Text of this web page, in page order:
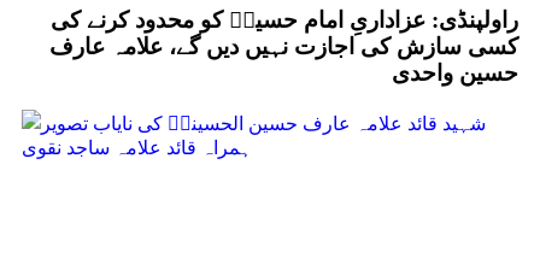
راولپنڈی: عزاداریِ امام حسینؑ کو محدود کرنے کی
کسی سازش کی اجازت نہیں دیں گے، علامہ عارف
حسین واحدی